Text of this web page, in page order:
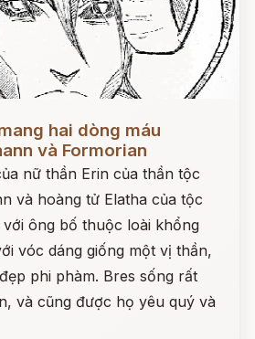
hai dòng máu
và Formorian
nữ thần Erin của thần tộc
và hoàng tử Elatha của tộc
với ông bố thuộc loài khổng
vóc dáng giống một vị thần,
phi phàm. Bres sống rất
và cũng được họ yêu quý và